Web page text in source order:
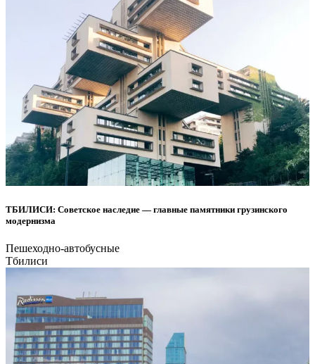
Предварительная регистрация на событие обязательна!
ТБИЛИСИ: Советское наследие — главные памятники грузинского
модернизма
Пешеходно-автобусные
Тбилиси